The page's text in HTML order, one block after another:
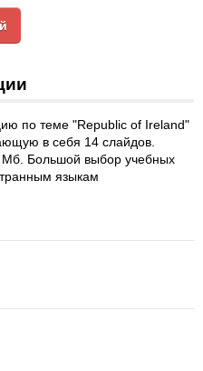
по теме "Republic of Ireland"
в себя 14 слайдов.
Мб. Большой выбор учебных
языкам